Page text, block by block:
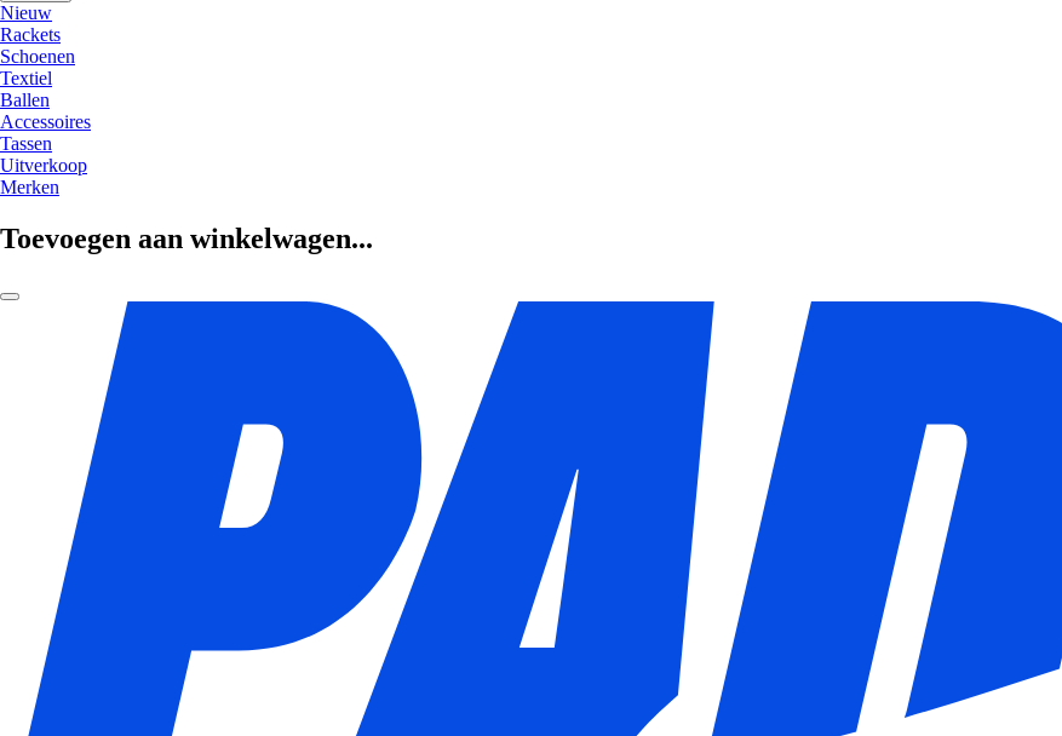
Nieuw
Rackets
Schoenen
Textiel
Ballen
Accessoires
Tassen
Uitverkoop
Merken
Toevoegen aan winkelwagen...